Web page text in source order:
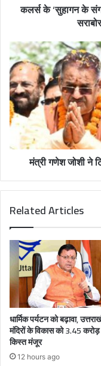
s
s
कलर्स के ‘सुहागन के
मंत्री गणेश जोशी ने
Related Articles
धार्मिक पर्यटन को बढ़ावा,
मंदिरों के विकास को 3.45
किस्त मंजूर
12 hours ago